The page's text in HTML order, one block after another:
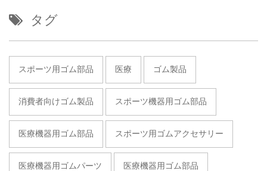
タグ
スポーツ用ゴム部品 医療 ゴム製品
消費者向けゴム製品 スポーツ機器用ゴム部品
医療機器用ゴム部品 スポーツ用ゴムアクセサリー
医療機器用ゴムパーツ 医療機器用ゴム部品